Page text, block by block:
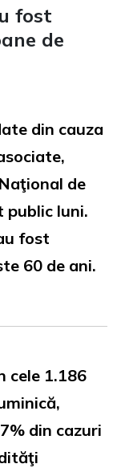
fost
de
din cauza
de
public luni.
fost
60 de ani.
cele 1.186
din cazuri